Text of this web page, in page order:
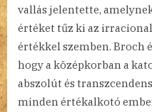
vallás jelentette,
értéket tűz ki az
értékkel szemben. Broch
hogy a középkorban a
abszolút és
minden értékalkotó